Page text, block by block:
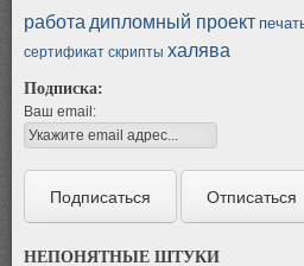
работа дипломный проект
сертификат скрипты халява
Подписка:
Ваш email:
НЕПОНЯТНЫЕ ШТУКИ